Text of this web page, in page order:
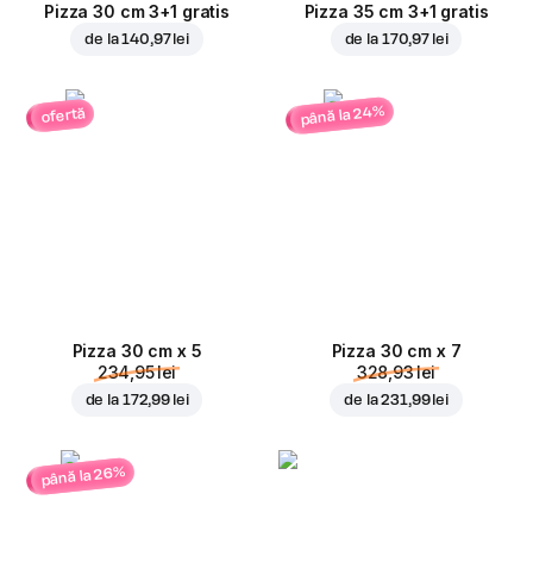
Pizza 30 cm 3+1 gratis
de la140,97 lei
Pizza 35 cm 3+1 gratis
de la 170,97 lei
ofertă
Pizza 30 cm x 5
234,95 lei
de la 172,99 lei
până la 24%
Pizza 30 cm x 7
328,93 lei
de la231,99 lei
până la 26%